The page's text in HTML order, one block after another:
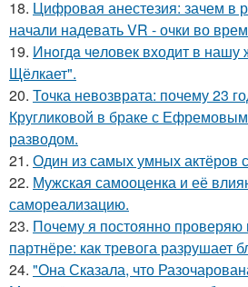
18. Цифровая анестезия: зачем в
начали надевать VR - очки во
19. Инoгдa чeловек входит в нашу
Щёлкает".
20. Точка невозврата: почему 23
Кругликовой в браке с
разводом.
21. Один из самых умных актёров
22. Мужская самооценка и её
самореализацию.
23. Почему я постоянно
партнёре: как тревога разрушает
24. "Она Сказала, что